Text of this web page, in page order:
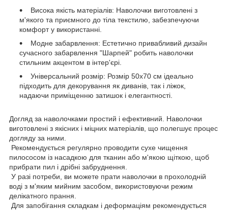
Висока якість матеріалів: Наволочки виготовлені з
м'якого та приємного до тіла текстилю, забезпечуючи
комфорт у використанні.
Модне забарвлення: Естетично привабливий дизайн
сучасного забарвлення "Шарпей" робить наволочки
стильним акцентом в інтер'єрі.
Універсальний розмір: Розмір 50х70 см ідеально
підходить для декорування як диванів, так і ліжок,
надаючи приміщенню затишок і елегантності.
Догляд за наволочками простий і ефективний. Наволочки
виготовлені з якісних і міцних матеріалів, що полегшує процес
догляду за ними.
Рекомендується регулярно проводити сухе чищення
пилососом із насадкою для тканин або м'якою щіткою, щоб
прибрати пил і дрібні забруднення.
У разі потреби, ви можете прати наволочки в прохолодній
воді з м'яким мийним засобом, використовуючи режим
делікатного прання.
Для запобігання складкам і деформаціям рекомендується